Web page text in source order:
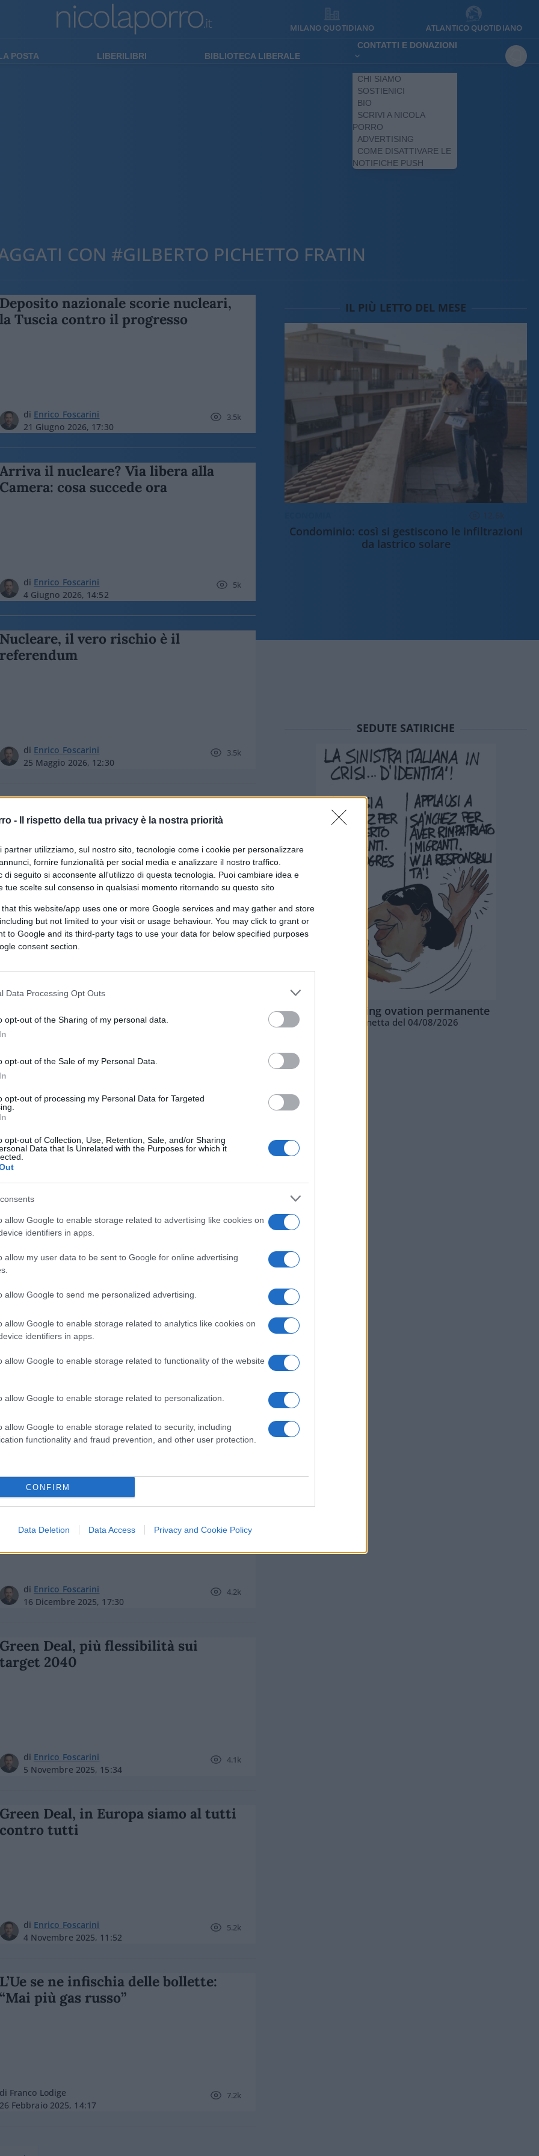
- Il rispetto della tua privacy è la nostra priorità
partner utilizziamo, sul nostro sito, tecnologie come i cookie per personalizzare
fornire funzionalità per social media e analizzare il nostro traffico.
di seguito si acconsente all'utilizzo di questa tecnologia. Puoi cambiare idea e
tue scelte sul consenso in qualsiasi momento ritornando su questo sito
that this website/app uses one or more Google services and may gather and store
but not limited to your visit or usage behaviour. You may click to grant or
to Google and its third-party tags to use your data for below specified purposes
consent section.
Data Processing Opt Outs
opt-out of the Sharing of my personal data.
opt-out of the Sale of my Personal Data.
opt-out of processing my Personal Data for Targeted
opt-out of Collection, Use, Retention, Sale, and/or Sharing
Data that Is Unrelated with the Purposes for which it
allow Google to enable storage related to advertising like cookies on
identifiers in apps.
allow my user data to be sent to Google for online advertising
allow Google to send me personalized advertising.
allow Google to enable storage related to analytics like cookies on
identifiers in apps.
allow Google to enable storage related to functionality of the website
allow Google to enable storage related to personalization.
allow Google to enable storage related to security, including
functionality and fraud prevention, and other user protection.
CONFIRM
Data Deletion Data Access Privacy and Cookie Policy
MILANO QUOTIDIANO ATLANTICO QUOTIDIANO
POSTA LIBERILIBRI BIBLIOTECA LIBERALE
CONTATTI E DONAZIONI
CHI SIAMO
SOSTIENICI
BIO
SCRIVI A NICOLA
PORRO
ADVERTISING
COME DISATTIVARE LE
NOTIFICHE PUSH
CON #GILBERTO PICHETTO FRATIN
Deposito nazionale scorie nucleari,
la Tuscia contro il progresso
di Enrico Foscarini
21 Giugno 2026, 17:30
3.5k
Arriva il nucleare? Via libera alla
Camera: cosa succede ora
di Enrico Foscarini
4 Giugno 2026, 14:52
5k
Nucleare, il vero rischio è il
referendum
di Enrico Foscarini
25 Maggio 2026, 12:30
3.5k
di Enrico Foscarini
7 Maggio 2026, 17:08
6.5k
l’Europa apre alla proposta
di riforma degli Ets
11 Marzo 2026, 15:30
l’Europa cambia rotta
diEnrico Foscarini
10 Marzo 2026, 15:39
4.6k
Europa contro il dl Energia
di
Enrico Foscarini
5 Marzo 2026, 13:00
6.5k
nucleare, Cremona tra le
italiane potenzialmente idonee
di Enrico Foscarini
16 Dicembre 2025, 17:30
4.2k
Green Deal, più flessibilità sui
target 2040
di Enrico Foscarini
5 Novembre 2025, 15:34
4.1k
Green Deal, in Europa siamo al tutti
contro tutti
di Enrico Foscarini
4 Novembre 2025, 11:52
5.2k
L’Ue se ne infischia delle bollette:
“Mai più gas russo”
di Franco Lodige
26 Febbraio 2025, 14:17
7.2k
IL PIÙ LETTO DEL MESE
12.6k
Condominio: così si gestiscono le infiltrazioni
da lastrico solare
SEDUTE SATIRICHE
La standing ovation permanente
Vignetta del 04/08/2026